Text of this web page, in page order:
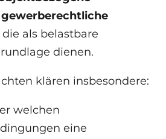
die als belastbare
dienen.
klären insbesondere:
welchen
eine